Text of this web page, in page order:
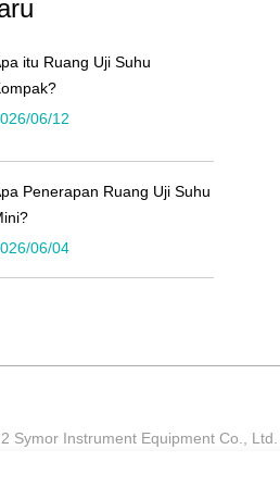
itu Ruang Uji Suhu
06/12
Penerapan Ruang Uji Suhu
06/04
Symor Instrument Equipment Co.,